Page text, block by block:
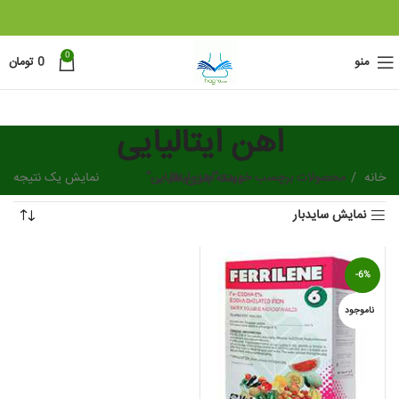
منو 0
0 تومان
اهن ایتالیایی
دسته بندی ها خانه محصولات برچسب خورده “اهن ایتالیایی”
نمایش یک نتیجه
نمایش سایدبار
-6%
ناموجود